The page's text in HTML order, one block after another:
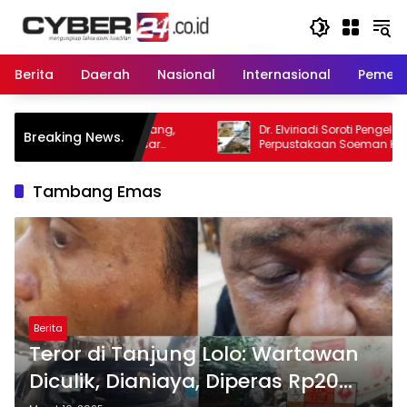
Berita
Daerah Nasional Internasional
Breaking News. Dr. Elviriadi Soroti Pengelolaan
Perpustakaan Soeman HS: Jadikan
Lokomotif Budaya dan Kawah
Tambang Emas
Berita
Teror di Tanjung Lolo: Wartawan
Diculik, Dianiaya, Diperas Rp20